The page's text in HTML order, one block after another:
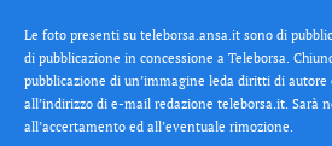
Le foto presenti su teleborsa.ansa.it sono di
di pubblicazione in concessione a Teleborsa.
pubblicazione di un’immagine leda diritti di
all’indirizzo di e-mail redazione teleborsa.it. Sarà
all’accertamento ed all’eventuale rimozione.